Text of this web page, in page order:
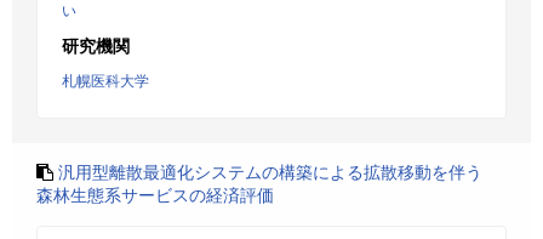
い
研究機関
札幌医科大学
汎用型離散最適化システムの構築による拡散移動を伴う
森林生態系サービスの経済評価